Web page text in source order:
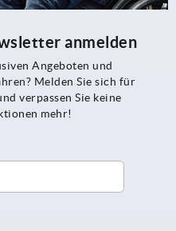
anmelden
Angeboten und
Melden Sie sich für
verpassen Sie keine
mehr!